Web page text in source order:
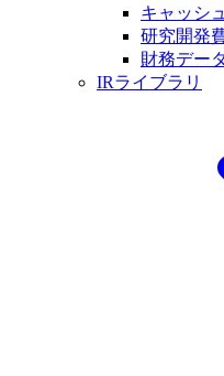
キャッシ
研究開発
財務デー
IRライブラリ